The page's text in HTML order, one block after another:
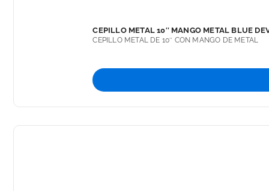
CEPILLO METAL 10″ MANGO METAL BLUE
CEPILLO METAL DE 10″ CON MANGO DE METAL